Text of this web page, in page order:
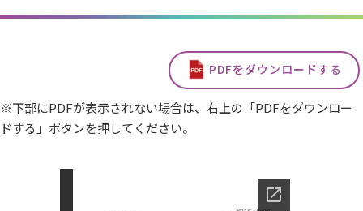
PDFをダウンロードする
※下部にPDFが表示されない場合は、右上の「PDFをダウンロー
ドする」ボタンを押してください。